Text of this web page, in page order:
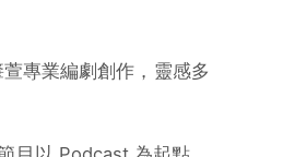
萱專業編劇創作，靈感多